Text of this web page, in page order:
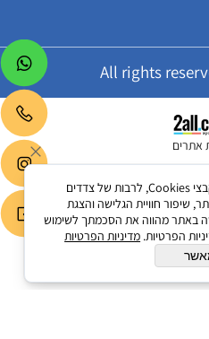
אתרים
לידיעתך, באתרנו נעשה שימוש בקבצי Cookies, לרבות של צדדים
שיפור חוויית הגלישה והצגת
באתר מהווה את הסכמתך לשימוש
הפרטיות. מדיניות הפרטיות